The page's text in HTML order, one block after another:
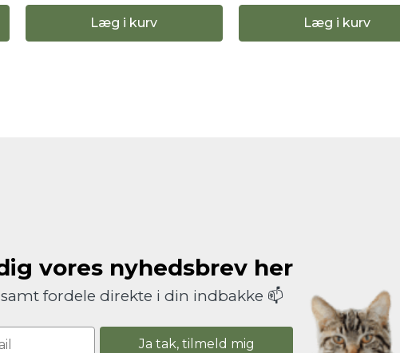
Læg i kurv Læg i kurv
vores nyhedsbrev her
fordele direkte i din indbakke 📫
Ja tak, tilmeld mig